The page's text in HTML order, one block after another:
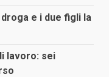
e i due figli la
lavoro: sei